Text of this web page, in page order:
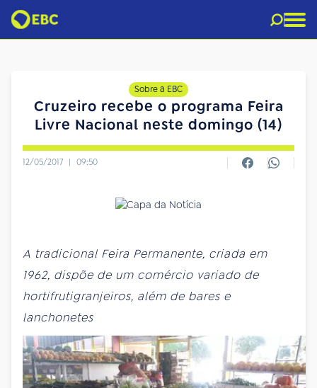
Sobre a EBC
Cruzeiro recebe o programa Feira
Livre Nacional neste domingo (14)
12/05/2017 | 09:50
A tradicional Feira Permanente, criada em
1962, dispõe de um comércio variado de
hortifrutigranjeiros, além de bares e
lanchonetes